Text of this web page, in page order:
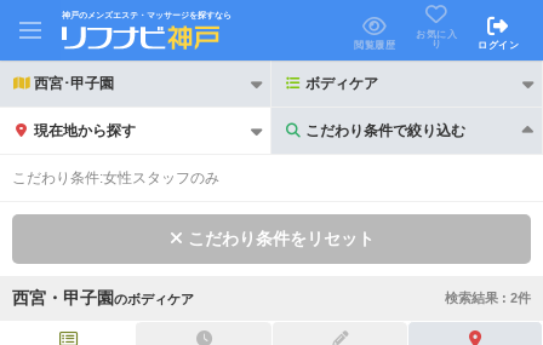
神戸のメンズエステ・マッサージを探すなら
閲覧履歴
お気に入
り
ログイン
西宮･甲子園 ボディケア
現在地から探す こだわり条件で絞り込む
こだわり条件で絞り込む
こだわり条件:女性スタッフのみ
こだわり条件をリセット
西宮・甲子園のボディケア 検索結果 : 2件